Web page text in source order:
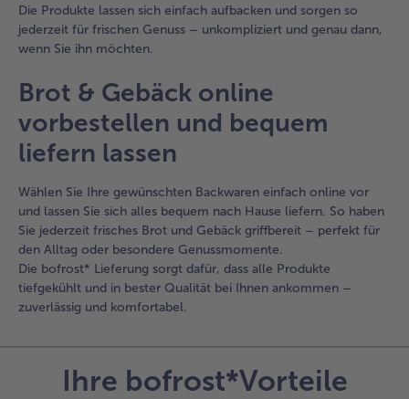
Die Produkte lassen sich einfach aufbacken und sorgen so
jederzeit für frischen Genuss – unkompliziert und genau dann,
wenn Sie ihn möchten.
Brot & Gebäck online
vorbestellen und bequem
liefern lassen
Wählen Sie Ihre gewünschten Backwaren einfach online vor
und lassen Sie sich alles bequem nach Hause liefern. So haben
Sie jederzeit frisches Brot und Gebäck griffbereit – perfekt für
den Alltag oder besondere Genussmomente.
Die bofrost* Lieferung sorgt dafür, dass alle Produkte
tiefgekühlt und in bester Qualität bei Ihnen ankommen –
zuverlässig und komfortabel.
Ihre bofrost*Vorteile